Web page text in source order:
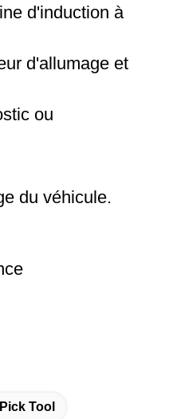
d'induction à
d'allumage et
ou
du véhicule.
Tool